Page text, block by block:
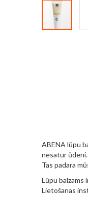
ABENA lūpu
nesatur ūdeni.
Tas padara
Lūpu balzams
Lietošanas